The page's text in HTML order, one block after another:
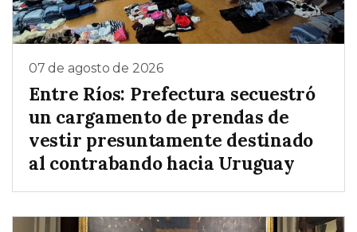
07 de agosto de 2026
Entre Ríos: Prefectura secuestró
un cargamento de prendas de
vestir presuntamente destinado
al contrabando hacia Uruguay